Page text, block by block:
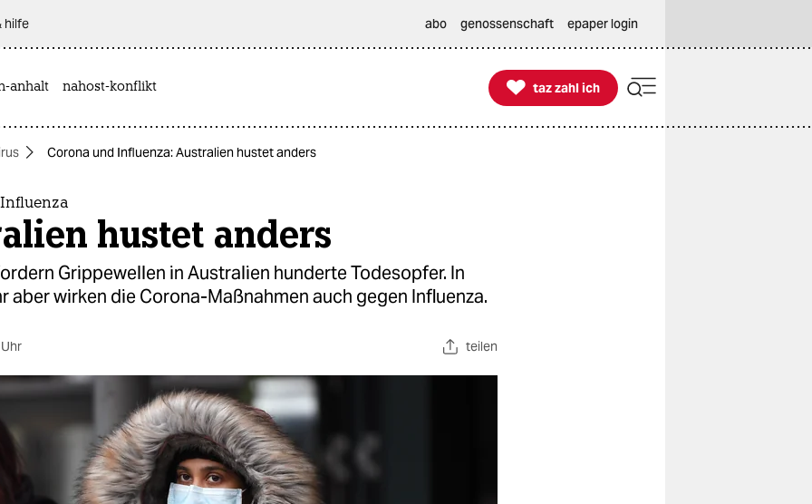
hilfe abo genossenschaft epaper login
anhalt nahost-konflikt 
taz zahl ich
taz zahl ich
Corona und Influenza: Australien hustet anders
hustet anders
Grippewellen in Australien hunderte Todesopfer. In
aber wirken die Corona-Maßnahmen auch gegen Influenza.
teilen